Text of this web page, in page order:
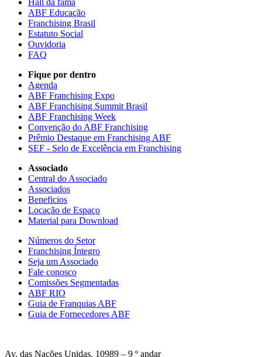
Hall da fama
ABF Educação
Franchising Brasil
Estatuto Social
Ouvidoria
FAQ
Fique por dentro
Agenda
ABF Franchising Expo
ABF Franchising Summit Brasil
ABF Franchising Week
Convenção do ABF Franchising
Prêmio Destaque em Franchising ABF
SEF - Selo de Excelência em Franchising
Associado
Central do Associado
Associados
Beneficios
Locação de Espaço
Material para Download
Números do Setor
Franchising Íntegro
Seja um Associado
Fale conosco
Comissões Segmentadas
ABF RIO
Guia de Franquias ABF
Guia de Fornecedores ABF
Av. das Nações Unidas, 10989 – 9 º andar